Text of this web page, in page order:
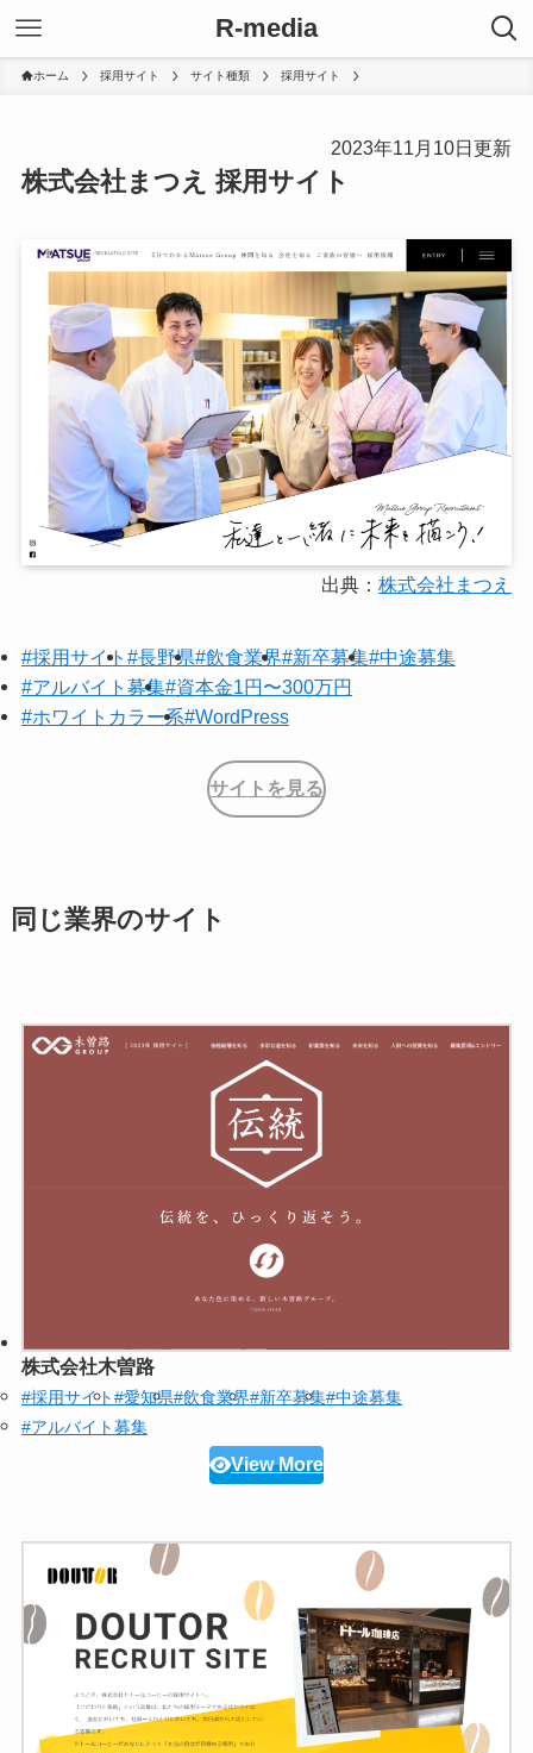
R-media
ホーム 採用サイト サイト種類 採用サイト
2023年11月10日更新
株式会社まつえ 採用サイト
出典：株式会社まつえ
#採用サイト #長野県#飲食業界#新卒募集#中途募集
#アルバイト募集#資本金1円〜300万円
#ホワイトカラー系#WordPress
サイトを見る
同じ業界のサイト
株式会社木曽路
#採用サイト#愛知県#飲食業界#新卒募集#中途募集
#アルバイト募集
View More